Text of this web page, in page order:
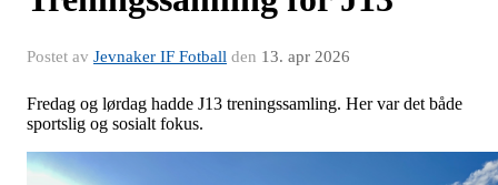
Postet av Jevnaker IF Fotball den 13. apr 2026
Fredag og lørdag hadde J13 treningssamling. Her var det både
sportslig og sosialt fokus.